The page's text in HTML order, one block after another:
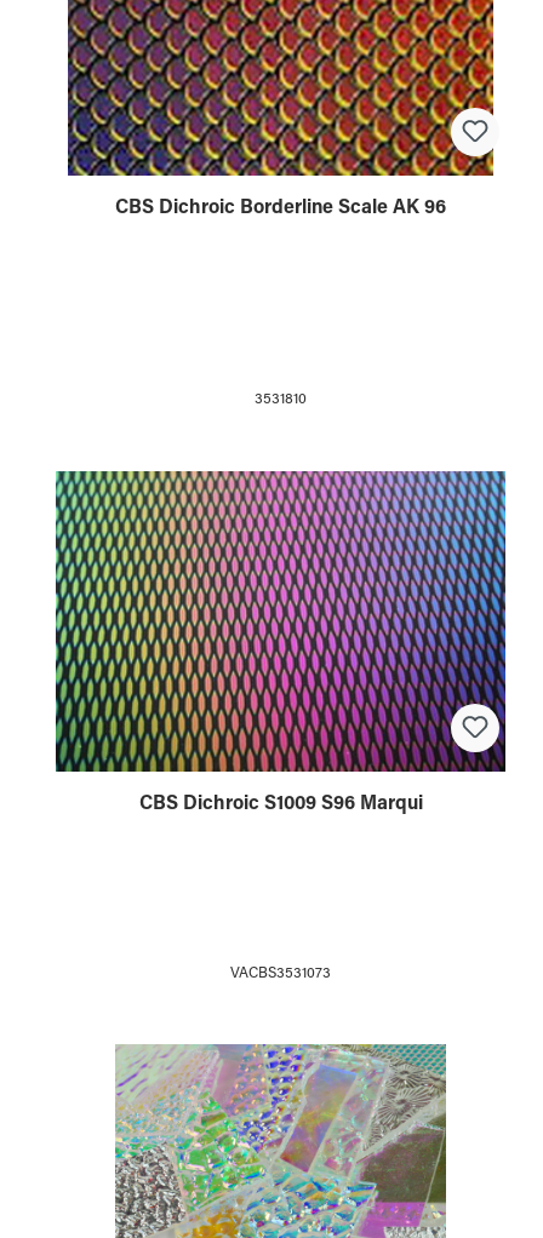
CBS Dichroic Borderline Scale AK 96
3531810
CBS Dichroic S1009 S96 Marqui
VACBS3531073